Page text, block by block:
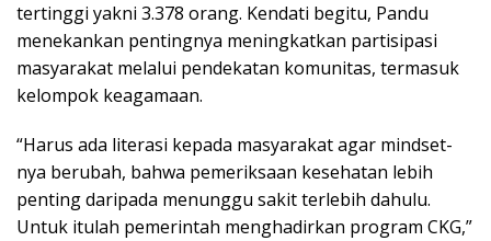
tertinggi yakni 3.378 orang. Kendati begitu, Pandu
menekankan pentingnya meningkatkan partisipasi
masyarakat melalui pendekatan komunitas, termasuk
kelompok keagamaan.
“Harus ada literasi kepada masyarakat agar mindset-
nya berubah, bahwa pemeriksaan kesehatan lebih
penting daripada menunggu sakit terlebih dahulu.
Untuk itulah pemerintah menghadirkan program CKG,”